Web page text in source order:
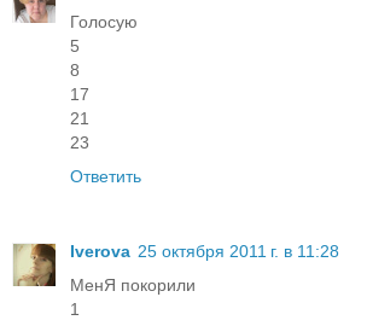
Голосую
5
8
17
21
23
Ответить
Iverova 25 октября 2011 г. в 11:28
МенЯ покорили
1